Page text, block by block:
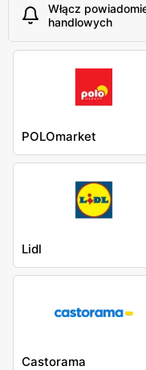
Włącz
handlowych
POLOmarket
Lidl
Castorama